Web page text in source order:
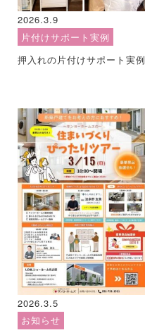
2026.3.9
片付けサポート実例
押入れの片付けサポート実例
2026.3.5
お知らせ